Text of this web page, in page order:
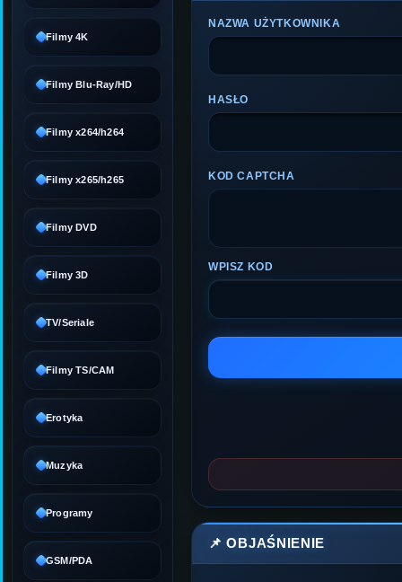
Filmy 4K
Filmy Blu-Ray/HD
Filmy x264/h264
Filmy x265/h265
Filmy DVD
Filmy 3D
TV/Seriale
Filmy TS/CAM
Erotyka
Muzyka
Programy
GSM/PDA
NAZWA UŻYTKOWNIKA
HASŁO
KOD CAPTCHA
WPISZ KOD
📌 OBJAŚNIENIE